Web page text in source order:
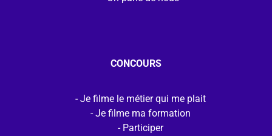
CONCOURS
Je filme le métier qui me plait
Je filme ma formation
Participer